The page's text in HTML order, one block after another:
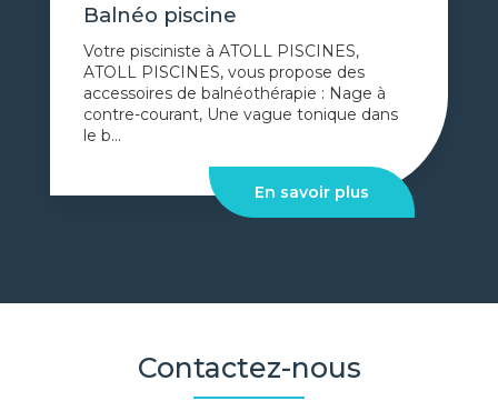
Balnéo piscine
Votre pisciniste à ATOLL PISCINES,
ATOLL PISCINES, vous propose des
accessoires de balnéothérapie : Nage à
contre-courant, Une vague tonique dans
le b...
En savoir plus
Contactez-nous